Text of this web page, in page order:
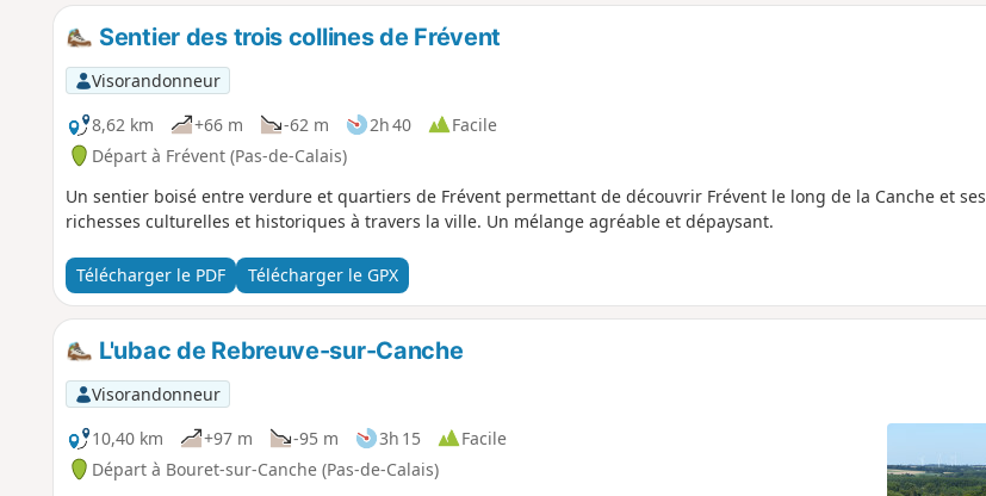
Sentier des trois collines de Frévent
Visorandonneur
8,62 km
+66 m -62 m 2h 40
Facile
Départ à Frévent (Pas-de-Calais)
Un sentier boisé entre verdure et quartiers de Frévent permettant de découvrir Frévent le long de la Canche et ses
richesses culturelles et historiques à travers la ville. Un mélange agréable et dépaysant.
Télécharger le PDF Télécharger le GPX
L'ubac de Rebreuve-sur-Canche
Visorandonneur
10,40 km
+97 m -95 m 3h 15
Facile
Départ à Bouret-sur-Canche (Pas-de-Calais)